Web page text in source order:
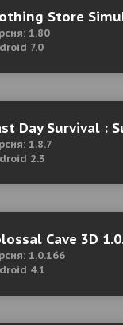
Store
1.80
7.0
Day Survival :
1.8.7
2.3
Cave 3D
1.0.166
4.1